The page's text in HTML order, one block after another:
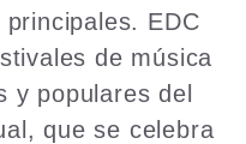
EDC
de música
y populares del
que se celebra